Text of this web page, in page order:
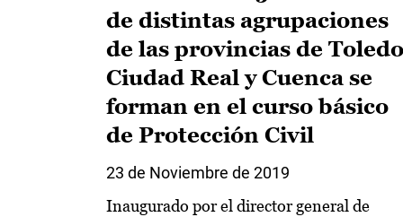
de distintas agrupaciones
de las provincias de
Ciudad Real y Cuenca se
forman en el curso básico
de Protección Civil
23 de Noviembre de 2019
Inaugurado por el director general de